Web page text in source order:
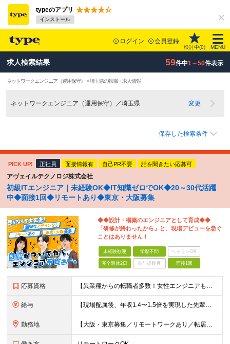
typeのアプリ
インストール
ログイン 会員登録
検討中(0) MENU
求人検索結果 59件中1～50件表示
ネットワークエンジニア（運用保守） × 埼玉県の転職・求人情報
ネットワークエンジニア（運用保守）／埼玉県 変更
保存した検索条件
PICK UP! 正社員 面接情報有 自己PR不要 話を聞きたい応募可
アヴェイルテクノロジ株式会社
初級ITエンジニア｜未経験OK◆IT知識ゼロでOK◆20～30代活躍
中◆面接1回◆リモートあり◆東京・大阪募集
◆◆設計・構築のエンジニアとして育成◆◆
「研修が終わったから」と、現場デビューを急ぐ
ことはありません！
未経験歓迎 学歴不問 ベテランOK
完全週休2日 賞与複数月 面接1回
応募資格 【異業種からの転職者多数！女性エンジニアも活躍中】 ◆学歴不問 ◆未経験OK ≪こんな方を歓迎しています≫ ◎未経験から成長できる環境で活躍したい方 ◎大学やスクールでIT系のスキルを学んだことのあ
給与 【現場配属後、年収1.4〜1.5倍を実現した先輩も！残業代全額支給】 ◆給与は経験やスキルに応じて決定します ◆年俸制250万円～350万円（1/12を月々支給） ≪年収UPの例≫ ◎飲食業からのキ
勤務地 【大阪・東京募集／リモートワークあり／転居を伴う転勤なし】 東京本社、大阪事務所、または東京23区内・関西（大阪・兵庫）の各クライアント先勤務 ◆入社後、約1年間はクライアント先ではなく 自社内（東